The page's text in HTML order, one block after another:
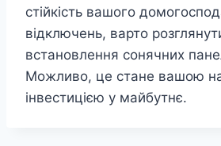
стійкість вашого
відключень, варто
встановлення сонячних
Можливо, це стане вашою
інвестицією у майбутнє.